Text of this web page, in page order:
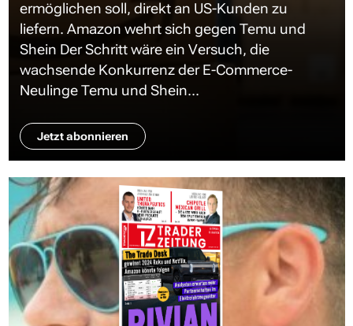
ermöglichen soll, direkt an US-Kunden zu
liefern. Amazon wehrt sich gegen Temu und
Shein Der Schritt wäre ein Versuch, die
wachsende Konkurrenz der E-Commerce-
Neulinge Temu und Shein...
Jetzt abonnieren